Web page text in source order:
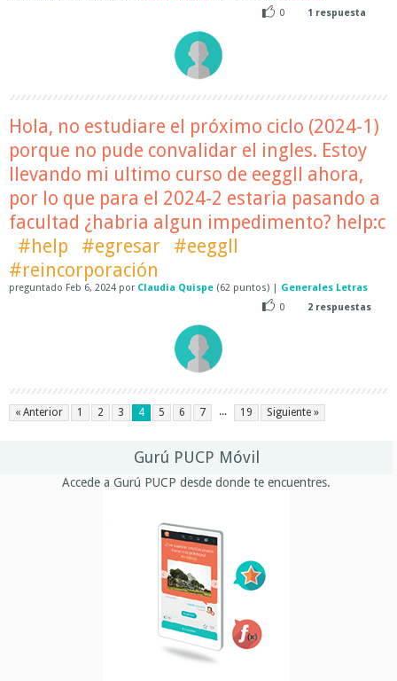
0
1 respuesta
Hola, no estudiare el próximo ciclo (2024-1)
porque no pude convalidar el ingles. Estoy
llevando mi ultimo curso de eeggll ahora,
por lo que para el 2024-2 estaria pasando a
facultad ¿habria algun impedimento? help:c
#help
#egresar
#eeggll
#reincorporación
preguntado Feb 6, 2024 por Claudia Quispe (62 puntos) | Generales Letras
0
2 respuestas
« Anterior 1 2 3 4 5 6 7 ... 19 Siguiente »
Gurú PUCP Móvil
Accede a Gurú PUCP desde donde te encuentres.